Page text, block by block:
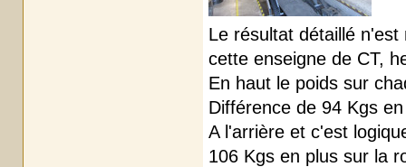
Le résultat détaillé
cette enseigne de CT,
En haut le poids sur
Différence de 94 Kgs
A l'arrière et c'est
106 Kgs en plus sur la